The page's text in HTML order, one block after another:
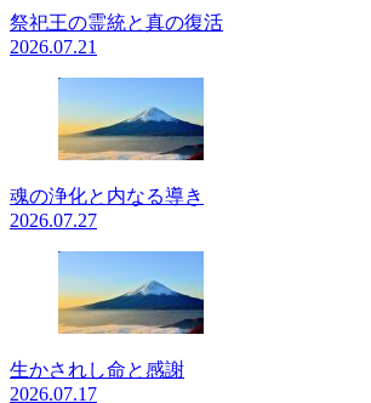
祭祀王の霊統と真の復活
2026.07.21
魂の浄化と内なる導き
2026.07.27
生かされし命と感謝
2026.07.17